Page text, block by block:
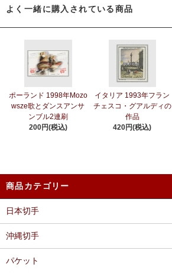
よく一緒に購入されている商品
ポーランド 1998年Mozo
wsze歌とダンスアンサ
ンブル2連刷
200円(税込)
イタリア 1993年フラン
チェスコ・グアルディの
作品
420円(税込)
商品カテゴリー
日本切手
沖縄切手
パケット